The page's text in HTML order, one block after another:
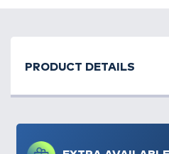
egyeshoroggal szerelve. Az
csillogását, ami ez által a
valamint
amit így szintén kevésbé
PRODUCT DETAILS